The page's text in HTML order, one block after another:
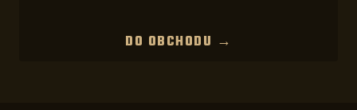
DO OBCHODU →